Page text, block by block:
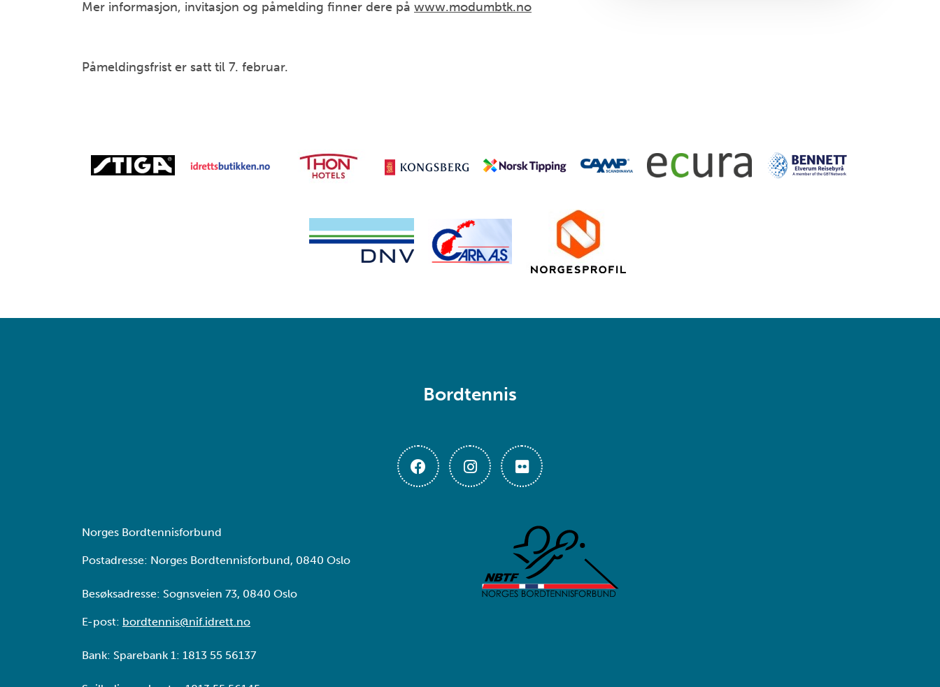
Mer informasjon, invitasjon og påmelding finner dere på www.modumbtk.no
Påmeldingsfrist er satt til 7. februar.
Bordtennis
Norges Bordtennisforbund
Postadresse: Norges Bordtennisforbund, 0840 Oslo
Besøksadresse: Sognsveien 73, 0840 Oslo
E-post: bordtennis@nif.idrett.no
Bank: Sparebank 1: 1813 55 56137